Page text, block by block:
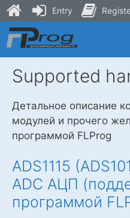
Skip
to
content
Supported
Детальное описание
модулей и прочего
программой FLProg
ADS1115
ADC АЦП
программой
Entry